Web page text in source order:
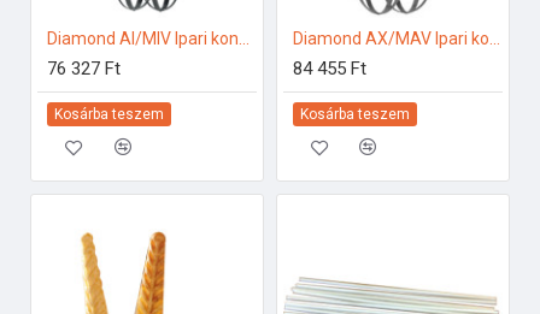
76 327 Ft
Kosárba teszem
84 455 Ft
Kosárba teszem